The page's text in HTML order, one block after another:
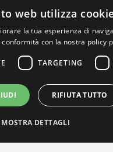
web utilizza
la tua esperienza di
con la nostra policy
TARGETING
RIFIUTA TUTTO
MOSTRA DETTAGLI